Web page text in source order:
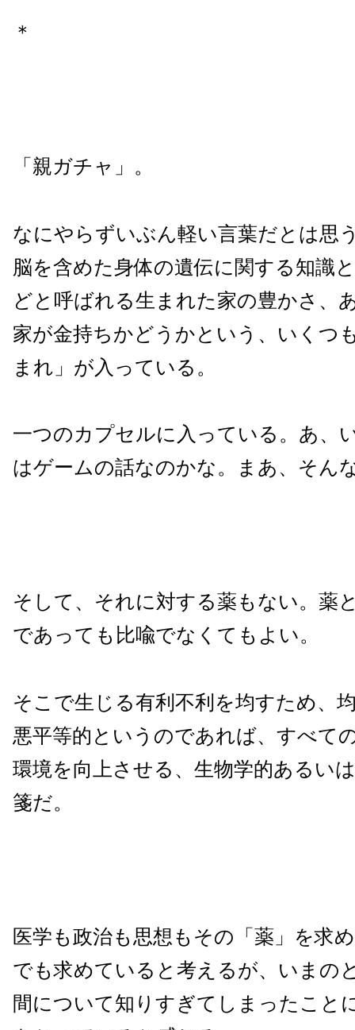
＊
「親ガチャ」。
なにやらずいぶん軽い言葉だとは思
脳を含めた身体の遺伝に関する知識
どと呼ばれる生まれた家の豊かさ、
家が金持ちかどうかという、いくつ
まれ」が入っている。
一つのカプセルに入っている。あ、
はゲームの話なのかな。まあ、そん
そして、それに対する薬もない。薬
であっても比喩でなくてもよい。
そこで生じる有利不利を均すため、
悪平等的というのであれば、すべて
環境を向上させる、生物学的あるい
箋だ。
医学も政治も思想もその「薬」を求
でも求めていると考えるが、いまの
間について知りすぎてしまったこと